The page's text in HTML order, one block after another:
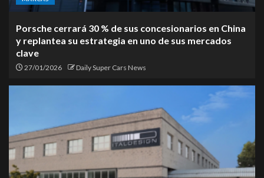
Porsche cerrará 30 % de sus concesionarios en China
y replantea su estrategia en uno de sus mercados
clave
27/01/2026 Daily Super Cars News